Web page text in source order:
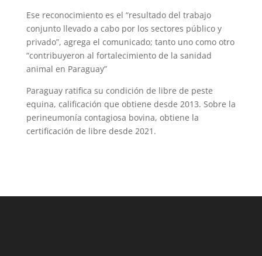
Ese reconocimiento es el “resultado del trabajo
conjunto llevado a cabo por los sectores público y
privado”, agrega el comunicado; tanto uno como otro
“contribuyeron al fortalecimiento de la sanidad
animal en Paraguay”
Paraguay ratifica su condición de libre de peste
equina, calificación que obtiene desde 2013. Sobre la
perineumonía contagiosa bovina, obtiene la
certificación de libre desde 2021.